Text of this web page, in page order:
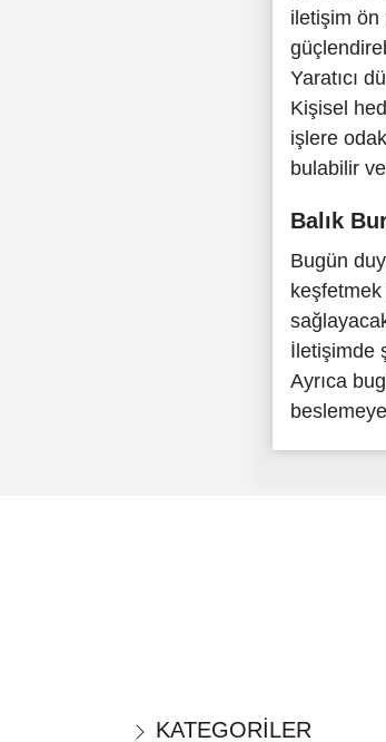
iletişim ön
Yaratıcı
Kişisel
işlere
bulabilir
Balık
Bugün
İletişimde
Ayrıca
KATEGORİLER